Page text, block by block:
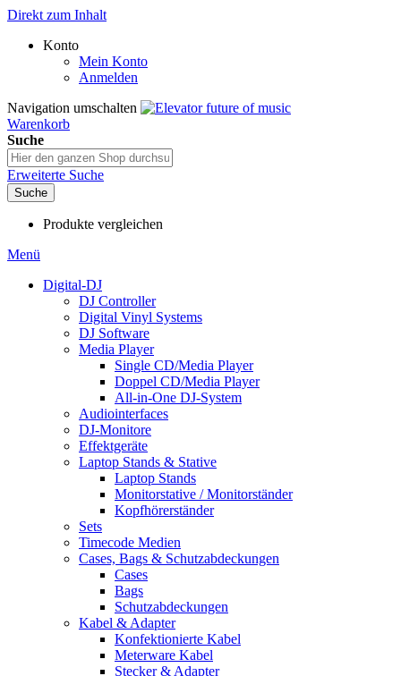
Direkt zum Inhalt
Konto
Mein Konto
Anmelden
Navigation umschalten
Warenkorb
Suche
Erweiterte Suche
Suche
Produkte vergleichen
Menü
Digital-DJ
DJ Controller
Digital Vinyl Systems
DJ Software
Media Player
Single CD/Media Player
Doppel CD/Media Player
All-in-One DJ-System
Audiointerfaces
DJ-Monitore
Effektgeräte
Laptop Stands & Stative
Laptop Stands
Monitorstative / Monitorständer
Kopfhörerständer
Sets
Timecode Medien
Cases, Bags & Schutzabdeckungen
Cases
Bags
Schutzabdeckungen
Kabel & Adapter
Konfektionierte Kabel
Meterware Kabel
Stecker & Adapter